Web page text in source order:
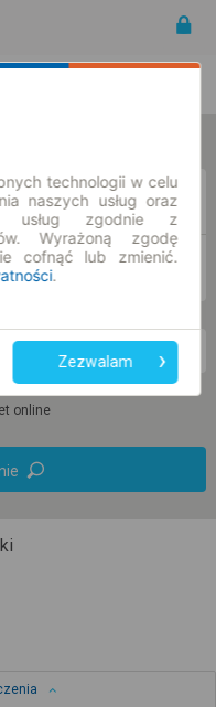
online
technologii w celu
naszych usług oraz
usług zgodnie z
Wyrażoną zgodę
cofnąć lub zmienić.
.
Zezwalam